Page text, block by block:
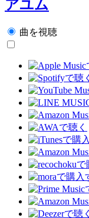
アユム
曲を視聴